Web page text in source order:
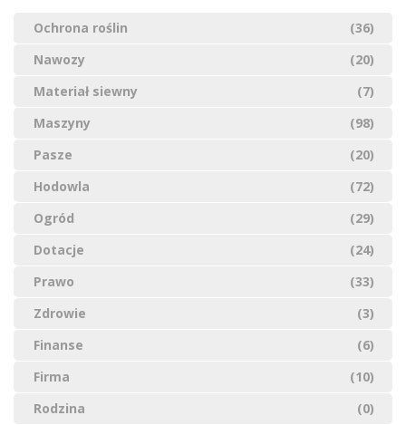
Ochrona roślin
(36)
Nawozy
(20)
Materiał siewny
(7)
Maszyny
(98)
Pasze
(20)
Hodowla
(72)
Ogród
(29)
Dotacje
(24)
Prawo
(33)
Zdrowie
(3)
Finanse
(6)
Firma
(10)
Rodzina
(0)